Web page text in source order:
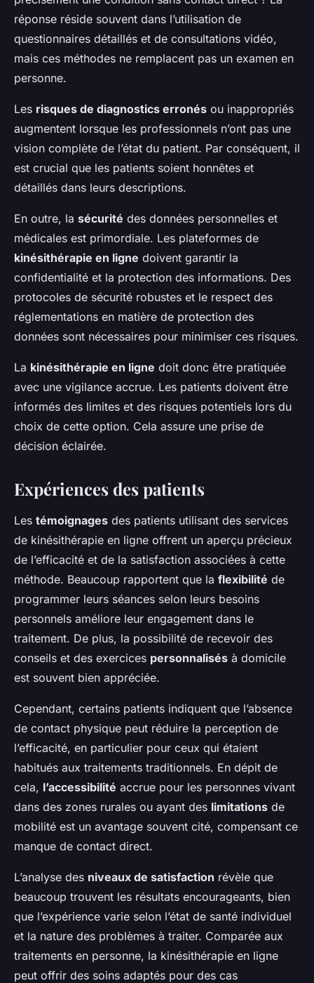
réponse réside souvent dans l’utilisation de
questionnaires détaillés et de consultations vidéo,
mais ces méthodes ne remplacent pas un examen en
personne.
Les risques de diagnostics erronés ou inappropriés
augmentent lorsque les professionnels n’ont pas une
vision complète de l’état du patient. Par conséquent, il
est crucial que les patients soient honnêtes et
détaillés dans leurs descriptions.
En outre, la sécurité des données personnelles et
médicales est primordiale. Les plateformes de
kinésithérapie en ligne doivent garantir la
confidentialité et la protection des informations. Des
protocoles de sécurité robustes et le respect des
réglementations en matière de protection des
données sont nécessaires pour minimiser ces risques.
La kinésithérapie en ligne doit donc être pratiquée
avec une vigilance accrue. Les patients doivent être
informés des limites et des risques potentiels lors du
choix de cette option. Cela assure une prise de
décision éclairée.
Expériences des patients
Les témoignages des patients utilisant des services
de kinésithérapie en ligne offrent un aperçu précieux
de l’efficacité et de la satisfaction associées à cette
méthode. Beaucoup rapportent que la flexibilité de
programmer leurs séances selon leurs besoins
personnels améliore leur engagement dans le
traitement. De plus, la possibilité de recevoir des
conseils et des exercices personnalisés à domicile
est souvent bien appréciée.
Cependant, certains patients indiquent que l’absence
de contact physique peut réduire la perception de
l’efficacité, en particulier pour ceux qui étaient
habitués aux traitements traditionnels. En dépit de
cela, l’accessibilité accrue pour les personnes vivant
dans des zones rurales ou ayant des limitations de
mobilité est un avantage souvent cité, compensant ce
manque de contact direct.
L’analyse des niveaux de satisfaction révèle que
beaucoup trouvent les résultats encourageants, bien
que l’expérience varie selon l’état de santé individuel
et la nature des problèmes à traiter. Comparée aux
traitements en personne, la kinésithérapie en ligne
peut offrir des soins adaptés pour des cas